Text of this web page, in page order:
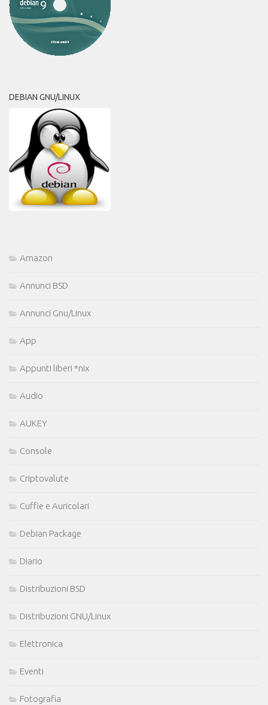
DEBIAN GNU/LINUX
Amazon
Annunci BSD
Annunci Gnu/Linux
App
Appunti liberi *nix
Audio
AUKEY
Console
Criptovalute
Cuffie e Auricolari
Debian Package
Diario
Distribuzioni BSD
Distribuzioni GNU/Linux
Elettronica
Eventi
Fotografia